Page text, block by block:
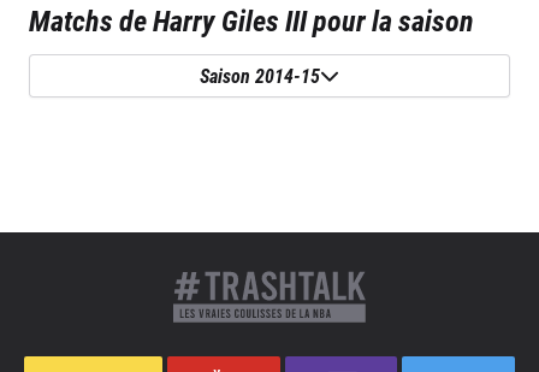
Matchs deHarry Giles IIIpour la saison
Saison 2014-15